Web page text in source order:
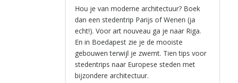
Hou je van moderne architectuur? Boek
dan een stedentrip Parijs of Wenen (ja
echt!). Voor art nouveau ga je naar Riga.
En in Boedapest zie je de mooiste
gebouwen terwijl je zwemt. Tien tips voor
stedentrips naar Europese steden met
bijzondere architectuur.